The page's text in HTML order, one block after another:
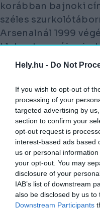
Hely.hu - Do Not
If you wish to opt-out of
processing of your
targeted advertising by
section to confirm your
opt-out request is
interest-based ads based
us or personal
your opt-out. You may
disclosure of your
IAB’s list of downstream
also be disclosed by us to
Downstream Participants
korábban bajnoki
széles
Arsenalnál 1999
klubnak egy új,
kielégítő, nagyobb
Stadium
Highbury
A piros-fehér
visszasírja a régi
világban egész
megőrzése – a két art
Fotó:terragen-
Évtizedes